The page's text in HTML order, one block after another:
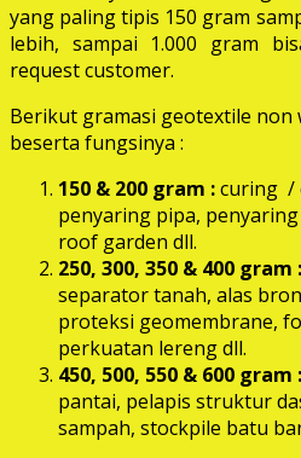
yang paling tipis 150 gram
lebih, sampai 1.000 gram
request customer.
Berikut gramasi geotextile non
beserta fungsinya :
150 & 200 gram :curing /
penyaring pipa,
roof garden dll.
250, 300, 350 & 400 gram :
separator tanah, alas
proteksi geomembrane,
perkuatan lereng dll.
450, 500, 550 & 600 gram :
pantai, pelapis struktur
sampah, stockpile batu